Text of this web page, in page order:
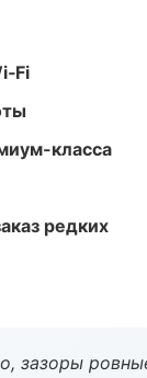
класса
редких
зазоры